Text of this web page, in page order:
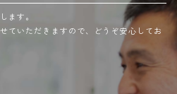
ます。
ていただきますので、どうぞ安心してお